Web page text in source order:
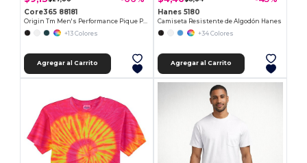
Core365 88181
+13 Colores
Agregar al Carrito
Hanes 5180
Camiseta Resistente de Algodón Hanes
+34 Colores
Agregar al Carrito